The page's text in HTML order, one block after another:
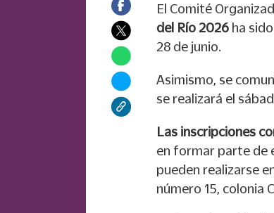
El Comité
del Río 2026 ha
28 de junio.
Asimismo, se
se realizará el
Las inscripciones
en formar parte de
pueden realizarse
número 15, colonia